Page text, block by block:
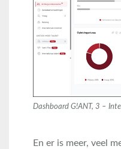
Dashboard G!ANT, 3 –
En er is meer, veel